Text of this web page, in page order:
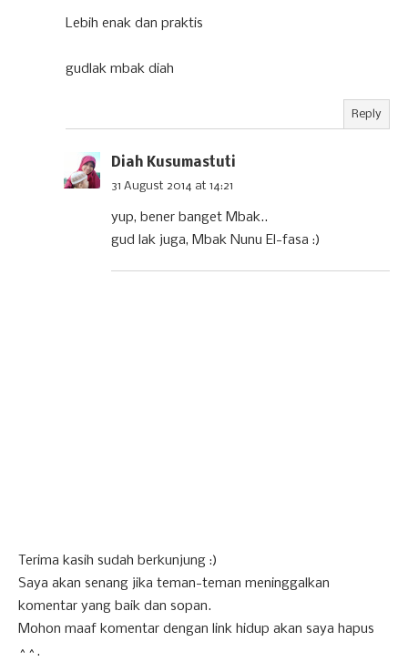
Lebih enak dan praktis
gudlak mbak diah
Reply
Diah Kusumastuti
31 August 2014 at 14:21
yup, bener banget Mbak..
gud lak juga, Mbak Nunu El-fasa :)
Terima kasih sudah berkunjung :)
Saya akan senang jika teman-teman meninggalkan
komentar yang baik dan sopan.
Mohon maaf komentar dengan link hidup akan saya hapus
^^.